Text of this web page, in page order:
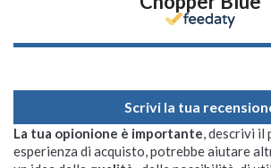
Scrivi la tua
La tua opionione è importante, descrivi il
esperienza di acquisto, potrebbe aiutare